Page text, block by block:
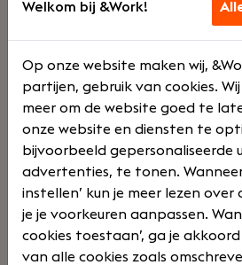
Voltij
d
Welkom bij &Work!
Op onze website maken wij,
partijen, gebruik van cookies.
meer om de website goed te
onze website en diensten te
bijvoorbeeld gepersonaliseerde
advertenties, te tonen.
instellen’ kun je meer lezen over
je je voorkeuren aanpassen.
cookies toestaan’, ga je
van alle cookies zoals